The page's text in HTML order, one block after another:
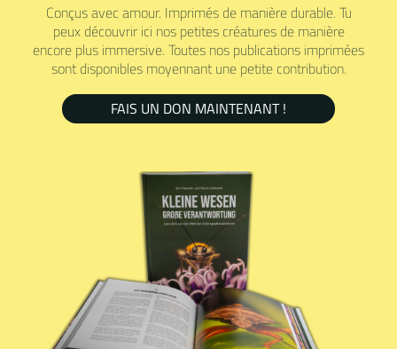
Conçus avec amour. Imprimés de manière durable. Tu
peux découvrir ici nos petites créatures de manière
encore plus immersive. Toutes nos publications imprimées
sont disponibles moyennant une petite contribution.
FAIS UN DON MAINTENANT !